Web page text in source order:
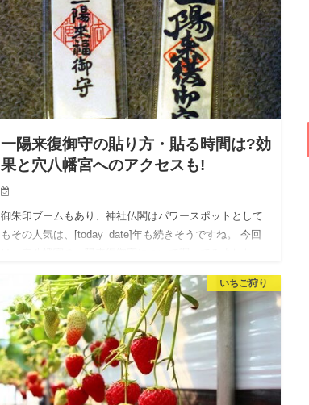
一陽来復御守の貼り方・貼る時間は?効
果と穴八幡宮へのアクセスも!
御朱印ブームもあり、神社仏閣はパワースポットとして
もその人気は、[today_date]年も続きそうですね。 今回
いちご狩り